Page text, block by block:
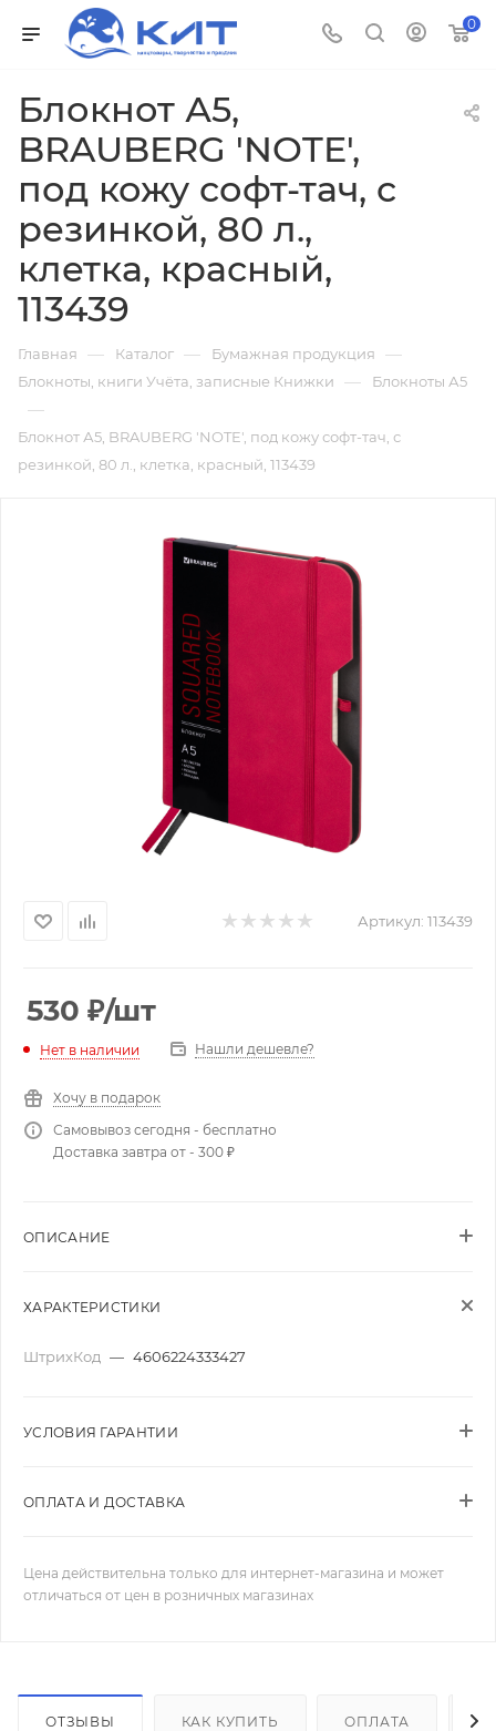
0
Блокнот А5,
BRAUBERG 'NOTE',
под кожу софт-тач, с
резинкой, 80 л.,
клетка, красный,
113439
Главная — Каталог — Бумажная продукция —
Блокноты, книги Учёта, записные Книжки — Блокноты А5
—
Блокнот А5, BRAUBERG 'NOTE', под кожу софт-тач, с
резинкой, 80 л., клетка, красный, 113439
Артикул: 113439
530 ₽/шт
Нет в наличии Нашли дешевле?
Хочу в подарок
Самовывоз сегодня - бесплатно
Доставка завтра от - 300 ₽
ОПИСАНИЕ
ХАРАКТЕРИСТИКИ
ШтрихКод — 4606224333427
УСЛОВИЯ ГАРАНТИИ
ОПЛАТА И ДОСТАВКА
Цена действительна только для интернет-магазина и может
отличаться от цен в розничных магазинах
ОТЗЫВЫ КАК КУПИТЬ ОПЛАТА